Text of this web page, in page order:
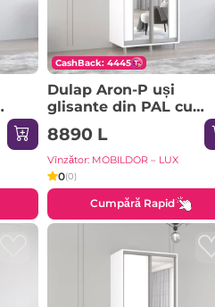
CashBack: 4445
Dulap Aron-P uși
glisante din PAL cu
oglindă vertical
(180x60x210H cm)
Sonoma
8890 L
Vînzător: MOBILDOR – LUX
0(0)
Cumpără Rapid